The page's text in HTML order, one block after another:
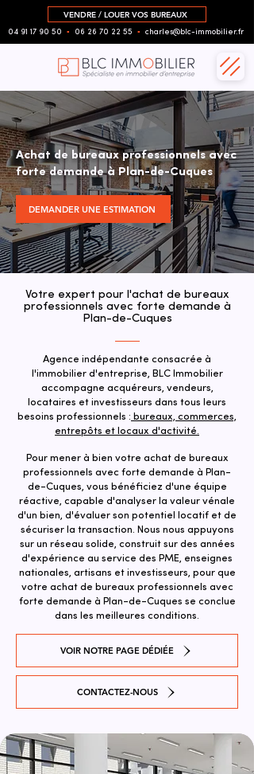
VENDRE / LOUER VOS BUREAUX
04 91 17 90 50 ▪︎ 06 26 70 22 55 ▪︎ charles@blc-immobilier.fr
Achat de bureaux professionnels avec
forte demande à Plan-de-Cuques
DEMANDER UNE ESTIMATION
Votre expert pour l'achat de bureaux
professionnels avec forte demande à
Plan-de-Cuques
Agence indépendante consacrée à
l'immobilier d'entreprise, BLC Immobilier
accompagne acquéreurs, vendeurs,
locataires et investisseurs dans tous leurs
besoins professionnels : bureaux, commerces,
entrepôts et locaux d'activité.
Pour mener à bien votre achat de bureaux
professionnels avec forte demande à Plan-
de-Cuques, vous bénéficiez d'une équipe
réactive, capable d'analyser la valeur vénale
d'un bien, d'évaluer son potentiel locatif et de
sécuriser la transaction. ​Nous nous appuyons
sur un réseau solide, construit sur des années
d'expérience au service des PME, enseignes
nationales, artisans et investisseurs, pour que
votre achat de bureaux professionnels avec
forte demande à Plan-de-Cuques se conclue
dans les meilleures conditions.
VOIR NOTRE PAGE DÉDIÉE
CONTACTEZ-NOUS